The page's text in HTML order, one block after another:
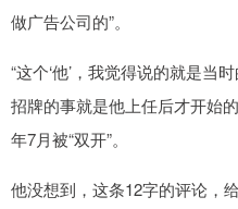
做广告公司的”。
“这个‘他’，我觉得说的就是当
招牌的事就是他上任后才开始
年7月被“双开”。
他没想到，这条12字的评论，